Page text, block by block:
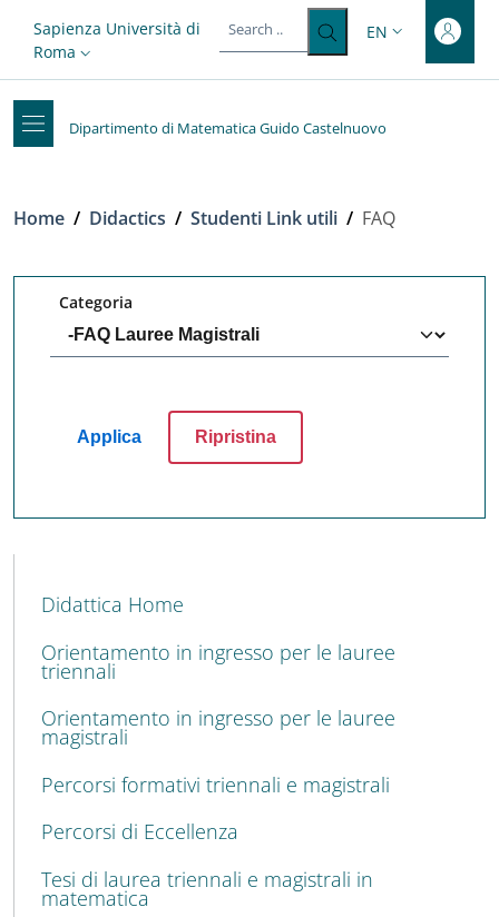
Top-level heading
Slim top
Sapienza Università di
Roma
LANGUAGE
EN
Dipartimento di Matematica Guido Castelnuovo
Breadcrumb
Home / Didactics / Studenti Link utili / FAQ
Categoria
MENU CEV SECOND NAVIGATION
Didattica Home
Orientamento in ingresso per le lauree
triennali
Orientamento in ingresso per le lauree
magistrali
Percorsi formativi triennali e magistrali
Percorsi di Eccellenza
Tesi di laurea triennali e magistrali in
matematica